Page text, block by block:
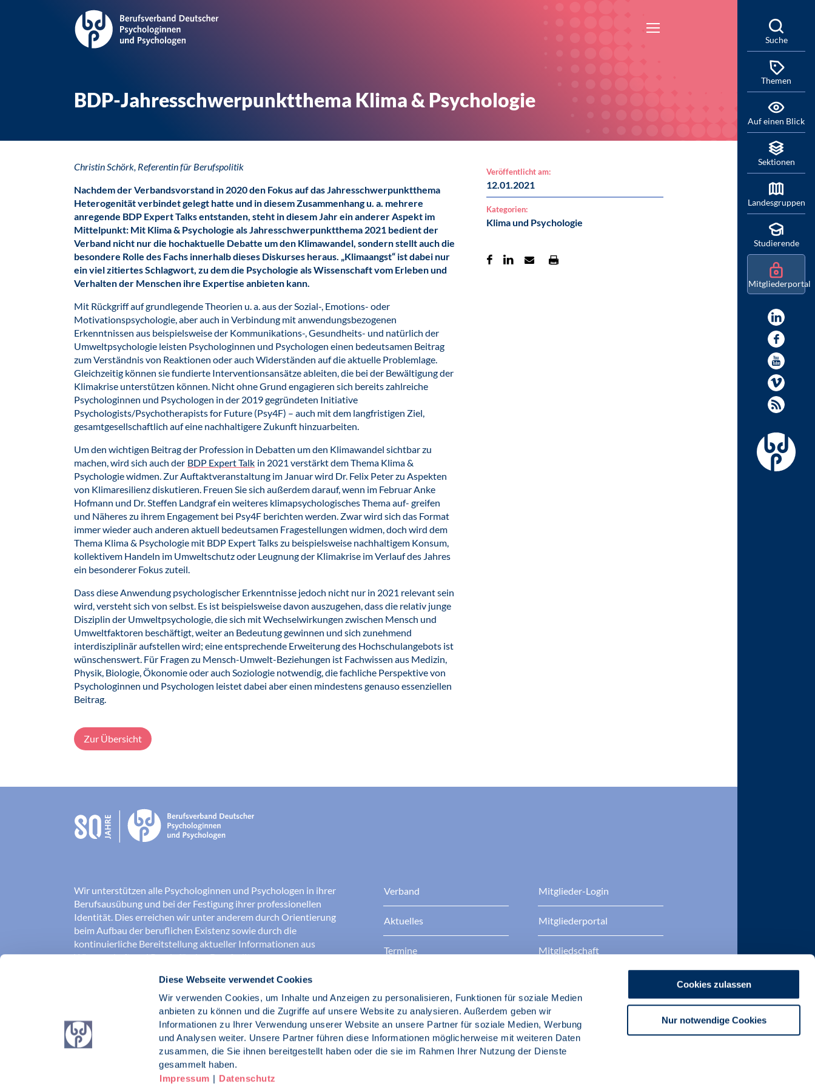
Diese Webseite verwendet Cookies
Wir verwenden Cookies, um Inhalte und Anzeigen zu personalisieren, Funktionen für soziale Medien
anbieten zu können und die Zugriffe auf unsere Website zu analysieren. Außerdem geben wir
Informationen zu Ihrer Verwendung unserer Website an unsere Partner für soziale Medien, Werbung
und Analysen weiter. Unsere Partner führen diese Informationen möglicherweise mit weiteren Daten
zusammen, die Sie ihnen bereitgestellt haben oder die sie im Rahmen Ihrer Nutzung der Dienste
gesammelt haben.
Impressum | Datenschutz
Cookies zulassen
Nur notwendige Cookies
BDP-Jahresschwerpunktthema Klima & Psychologie
Christin Schörk, Referentin für Berufspolitik
Nachdem der Verbandsvorstand in 2020 den Fokus auf das Jahresschwerpunktthema
Heterogenität verbindet gelegt hatte und in diesem Zusammenhang u. a. mehrere
anregende BDP Expert Talks entstanden, steht in diesem Jahr ein anderer Aspekt im
Mittelpunkt: Mit Klima & Psychologie als Jahresschwerpunktthema 2021 bedient der
Verband nicht nur die hochaktuelle Debatte um den Klimawandel, sondern stellt auch die
besondere Rolle des Fachs innerhalb dieses Diskurses heraus. „Klimaangst“ ist dabei nur
ein viel zitiertes Schlagwort, zu dem die Psychologie als Wissenschaft vom Erleben und
Verhalten der Menschen ihre Expertise anbieten kann.
Mit Rückgriff auf grundlegende Theorien u. a. aus der Sozial-, Emotions- oder
Motivationspsychologie, aber auch in Verbindung mit anwendungsbezogenen
Erkenntnissen aus beispielsweise der Kommunikations-, Gesundheits- und natürlich der
Umweltpsychologie leisten Psychologinnen und Psychologen einen bedeutsamen Beitrag
zum Verständnis von Reaktionen oder auch Widerständen auf die aktuelle Problemlage.
Gleichzeitig können sie fundierte Interventionsansätze ableiten, die bei der Bewältigung der
Klimakrise unterstützen können. Nicht ohne Grund engagieren sich bereits zahlreiche
Psychologinnen und Psychologen in der 2019 gegründeten Initiative
Psychologists/Psychotherapists for Future (Psy4F) – auch mit dem langfristigen Ziel,
gesamtgesellschaftlich auf eine nachhaltigere Zukunft hinzuarbeiten.
Um den wichtigen Beitrag der Profession in Debatten um den Klimawandel sichtbar zu
machen, wird sich auch der BDP Expert Talk in 2021 verstärkt dem Thema Klima &
Psychologie widmen. Zur Auftaktveranstaltung im Januar wird Dr. Felix Peter zu Aspekten
von Klimaresilienz diskutieren. Freuen Sie sich außerdem darauf, wenn im Februar Anke
Hofmann und Dr. Steffen Landgraf ein weiteres klimapsychologisches Thema auf- greifen
und Näheres zu ihrem Engagement bei Psy4F berichten werden. Zwar wird sich das Format
immer wieder auch anderen aktuell bedeutsamen Fragestellungen widmen, doch wird dem
Thema Klima & Psychologie mit BDP Expert Talks zu beispielsweise nachhaltigem Konsum,
kollektivem Handeln im Umweltschutz oder Leugnung der Klimakrise im Verlauf des Jahres
ein besonderer Fokus zuteil.
Dass diese Anwendung psychologischer Erkenntnisse jedoch nicht nur in 2021 relevant sein
wird, versteht sich von selbst. Es ist beispielsweise davon auszugehen, dass die relativ junge
Disziplin der Umweltpsychologie, die sich mit Wechselwirkungen zwischen Mensch und
Umweltfaktoren beschäftigt, weiter an Bedeutung gewinnen und sich zunehmend
interdisziplinär aufstellen wird; eine entsprechende Erweiterung des Hochschulangebots ist
wünschenswert. Für Fragen zu Mensch-Umwelt-Beziehungen ist Fachwissen aus Medizin,
Physik, Biologie, Ökonomie oder auch Soziologie notwendig, die fachliche Perspektive von
Psychologinnen und Psychologen leistet dabei aber einen mindestens genauso essenziellen
Beitrag.
Veröffentlicht am:
12.01.2021
Kategorien:
Klima und Psychologie
Zur Übersicht
Wir unterstützen alle Psychologinnen und Psychologen in ihrer
Berufsausübung und bei der Festigung ihrer professionellen
Identität. Dies erreichen wir unter anderem durch Orientierung
beim Aufbau der beruflichen Existenz sowie durch die
kontinuierliche Bereitstellung aktueller Informationen aus
Wissenschaft und Praxis für den Berufsalltag.
Wir erschließen und sichern Berufsfelder und sorgen dafür, dass
Erkenntnisse der Psychologie kompetent und verantwortungsvoll
umgesetzt werden. Darüber hinaus stärken wir das Ansehen aller
Psychologinnen und Psychologen in der Öffentlichkeit und
vertreten eigene berufspolitische Positionen in der Gesellschaft.
Berufsverband Deutscher Psychologinnen und Psychologen
Verband
Aktuelles
Termine
Berufsethik
Fach- und Berufspolitik
Mitglieder-Login
Mitgliederportal
Mitgliedschaft
BDP Zertifizierungen
Suche
Themen
Auf einen Blick
Sektionen
Landesgruppen
Studierende
Mitgliederportal